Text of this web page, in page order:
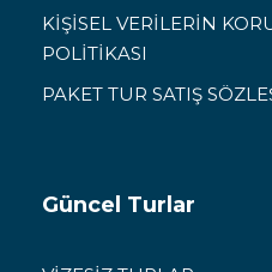
KİŞİSEL VERİLERİN
POLİTİKASI
PAKET TUR SATIŞ
Güncel Turlar